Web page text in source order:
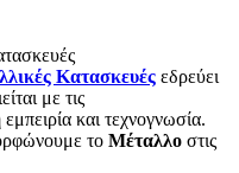
Κατασκευές εδρεύει
με τις
και τεχνογνωσία.
το Μέταλλο στις